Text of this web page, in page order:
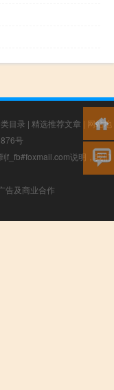
目录 | 精选推荐文章 | 网站地
号
f_fb#foxmail.com说明，我们
告及商业合作